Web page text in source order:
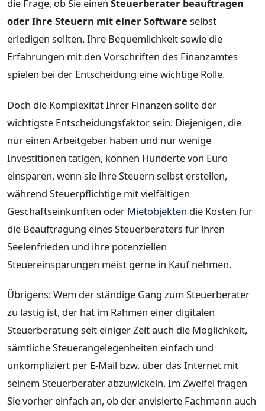
die Frage, ob Sie einen Steuerberater beauftragen
oder Ihre Steuern mit einer Software selbst
erledigen sollten. Ihre Bequemlichkeit sowie die
Erfahrungen mit den Vorschriften des Finanzamtes
spielen bei der Entscheidung eine wichtige Rolle.
Doch die Komplexität Ihrer Finanzen sollte der
wichtigste Entscheidungsfaktor sein. Diejenigen, die
nur einen Arbeitgeber haben und nur wenige
Investitionen tätigen, können Hunderte von Euro
einsparen, wenn sie ihre Steuern selbst erstellen,
während Steuerpflichtige mit vielfältigen
Geschäftseinkünften oder Mietobjekten die Kosten für
die Beauftragung eines Steuerberaters für ihren
Seelenfrieden und ihre potenziellen
Steuereinsparungen meist gerne in Kauf nehmen.
Übrigens: Wem der ständige Gang zum Steuerberater
zu lästig ist, der hat im Rahmen einer digitalen
Steuerberatung seit einiger Zeit auch die Möglichkeit,
sämtliche Steuerangelegenheiten einfach und
unkompliziert per E-Mail bzw. über das Internet mit
seinem Steuerberater abzuwickeln. Im Zweifel fragen
Sie vorher einfach an, ob der anvisierte Fachmann auch